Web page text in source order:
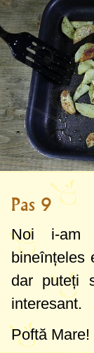
Pas 9
Noi i-am
bineînțeles
dar puteți
interesant.
Poftă Mare!